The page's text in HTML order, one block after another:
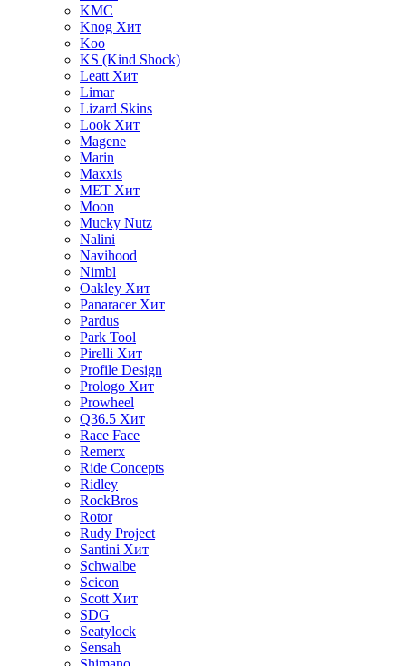
KMC
Knog Хит
Koo
KS (Kind Shock)
Leatt Хит
Limar
Lizard Skins
Look Хит
Magene
Marin
Maxxis
MET Хит
Moon
Mucky Nutz
Nalini
Navihood
Nimbl
Oakley Хит
Panaracer Хит
Pardus
Park Tool
Pirelli Хит
Profile Design
Prologo Хит
Prowheel
Q36.5 Хит
Race Face
Remerx
Ride Concepts
Ridley
RockBros
Rotor
Rudy Project
Santini Хит
Schwalbe
Scicon
Scott Хит
SDG
Seatylock
Sensah